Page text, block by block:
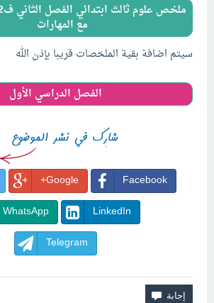
مع المهارات
سيتم اضافة بقية الملخصات قريبا بإذن الله
الفصل الدراسي الأول
Facebook
Google+
LinkedIn
WhatsApp
Telegram